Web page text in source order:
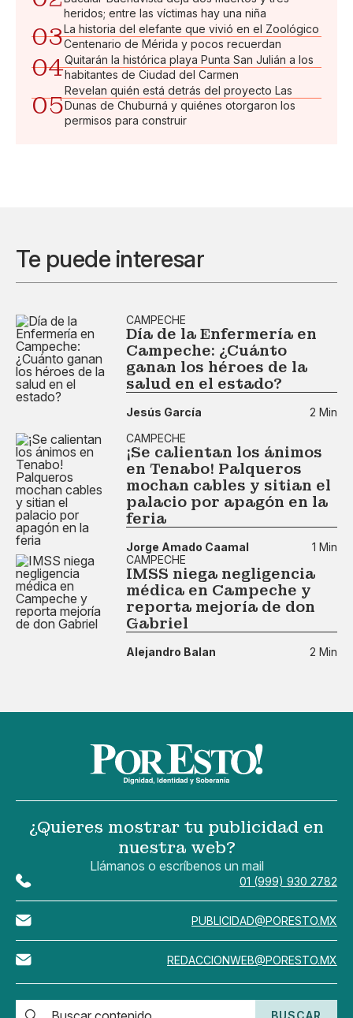
heridos; entre las víctimas hay una niña
03La historia del elefante que vivió en el Zoológico
Centenario de Mérida y pocos recuerdan
04Quitarán la histórica playa Punta San Julián a los
habitantes de Ciudad del Carmen
05
Revelan quién está detrás del proyecto Las
Dunas de Chuburná y quiénes otorgaron los
permisos para construir
Te puede interesar
CAMPECHE
Día de la Enfermería en
Campeche: ¿Cuánto
ganan los héroes de la
salud en el estado?
Jesús García
2 Min
CAMPECHE
¡Se calientan los ánimos
en Tenabo! Palqueros
mochan cables y sitian el
palacio por apagón en la
feria
Jorge Amado Caamal
1 Min
CAMPECHE
IMSS niega negligencia
médica en Campeche y
reporta mejoría de don
Gabriel
Alejandro Balan 2 Min
¿Quieres mostrar tu publicidad en
nuestra web?
Llámanos o escríbenos un mail
01 (999) 930 2782
PUBLICIDAD@PORESTO.MX
REDACCIONWEB@PORESTO.MX
BUSCAR